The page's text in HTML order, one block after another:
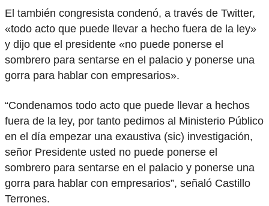
El también congresista condenó, a través de Twitter,
«todo acto que puede llevar a hecho fuera de la ley»
y dijo que el presidente «no puede ponerse el
sombrero para sentarse en el palacio y ponerse una
gorra para hablar con empresarios».
“Condenamos todo acto que puede llevar a hechos
fuera de la ley, por tanto pedimos al Ministerio Público
en el día empezar una exaustiva (sic) investigación,
señor Presidente usted no puede ponerse el
sombrero para sentarse en el palacio y ponerse una
gorra para hablar con empresarios”, señaló Castillo
Terrones.